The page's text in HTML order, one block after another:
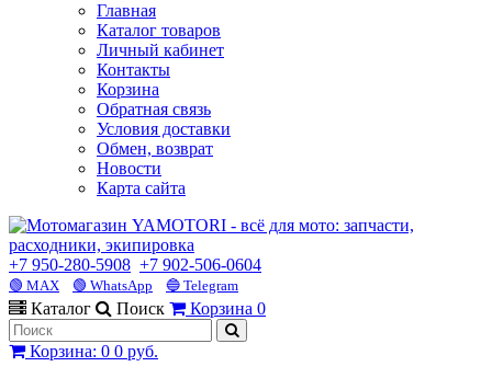
Главная
Каталог товаров
Личный кабинет
Контакты
Корзина
Обратная связь
Условия доставки
Обмен, возврат
Новости
Карта сайта
+7 950-280-5908 +7 902-506-0604
🟢 MAX 🟢 WhatsApp 🔵 Telegram
Каталог Поиск Корзина 0
Корзина: 0 0 руб.